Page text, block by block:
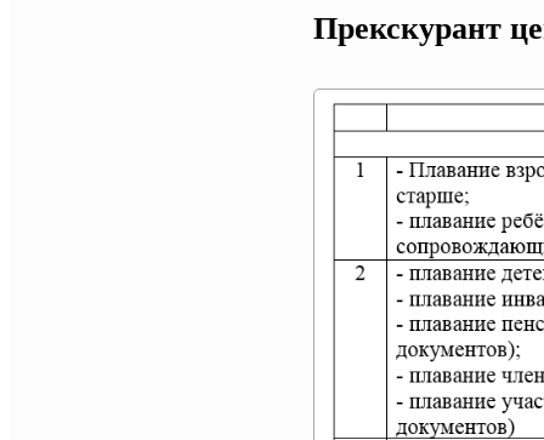
Прекскурант